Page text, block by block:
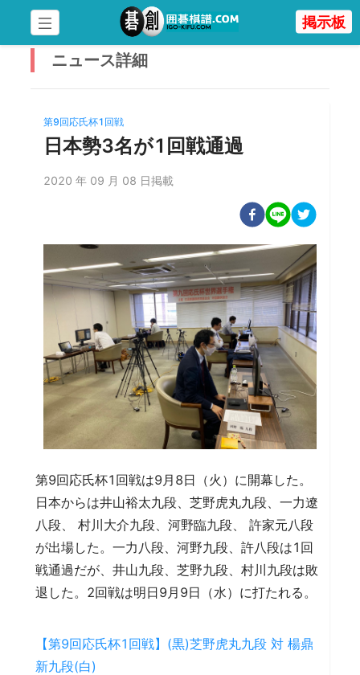
掲示板
ニュース詳細
第9回応氏杯1回戦
日本勢3名が1回戦通過
2020 年 09 月 08 日掲載
第9回応氏杯1回戦は9月8日（火）に開幕した。
日本からは井山裕太九段、芝野虎丸九段、一力遼
八段、 村川大介九段、河野臨九段、 許家元八段
が出場した。一力八段、河野九段、許八段は1回
戦通過だが、井山九段、芝野九段、村川九段は敗
退した。2回戦は明日9月9日（水）に打たれる。
【第9回応氏杯1回戦】(黒)芝野虎丸九段 対 楊鼎
新九段(白)